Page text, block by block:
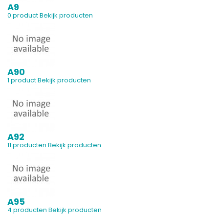
A9
0 productBekijk producten
A90
1 productBekijk producten
A92
11 producten Bekijk producten
A95
4 producten Bekijk producten